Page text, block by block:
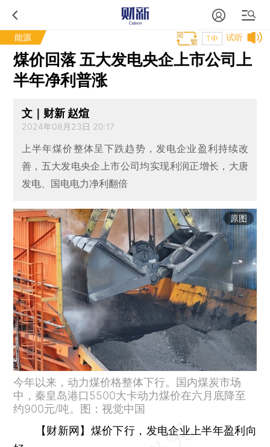
能源 试听
T中
煤价回落 五大发电央企上市公司上
半年净利普涨
文｜财新 赵煊
2024年08月23日 20:17
上半年煤价整体呈下跌趋势，发电企业盈利持续改
善，五大发电央企上市公司均实现利润正增长，大唐
发电、国电电力净利翻倍
原图
今年以来，动力煤价格整体下行。国内煤炭市场
中，秦皇岛港口5500大卡动力煤价在六月底降至
约900元/吨。图：视觉中国
【财新网】 煤价下行，发电企业上半年盈利向